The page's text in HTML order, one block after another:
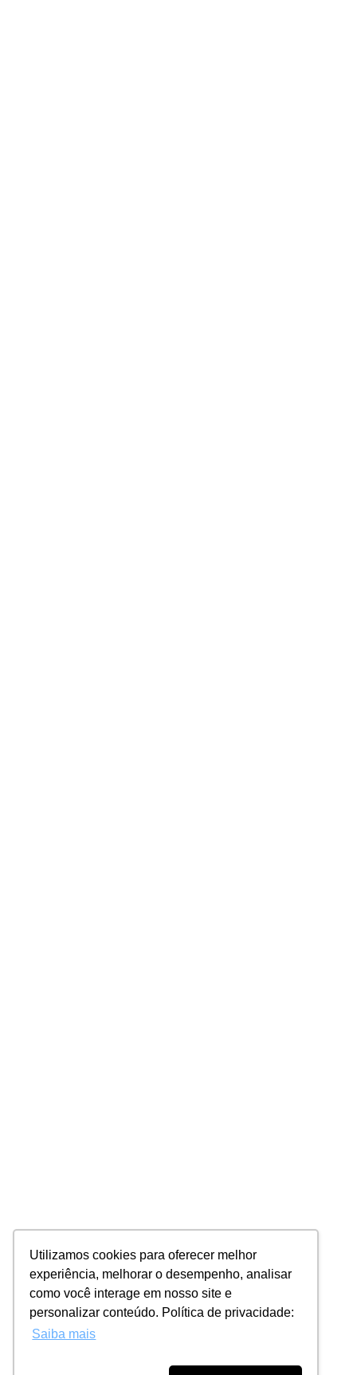
Utilizamos cookies para oferecer melhor
experiência, melhorar o desempenho, analisar
como você interage em nosso site e
personalizar conteúdo. Política de privacidade:
Saiba mais